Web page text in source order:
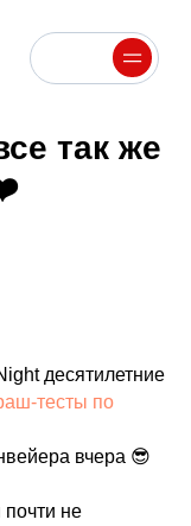
так же
десятилетние
тесты по
вчера 😎
почти не